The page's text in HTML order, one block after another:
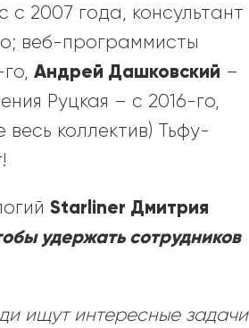
с 2007 года, консультант
веб-программисты
Андрей Дашковский –
Руцкая – с 2016-го,
коллектив) Тьфу-
Starliner Дмитрия
удержать сотрудников
ищут интересные задачи